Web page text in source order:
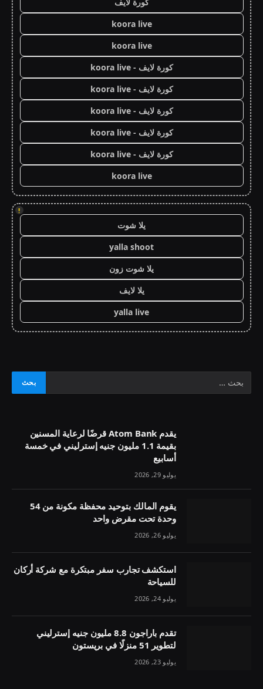
koora live
koora live
كورة لايف - koora live
كورة لايف - koora live
كورة لايف - koora live
كورة لايف - koora live
كورة لايف - koora live
koora live
!
يلا شوت
yalla shoot
يلا شوت زون
يلا لايف
yalla live
يقدم Atom Bank قرضًا لرعاية المسنين
بقيمة 1.1 مليون جنيه إسترليني في خمسة
أسابيع
يوليو 29, 2026
يقوم المالك بتوحيد محفظة مكونة من 54
وحدة تحت مقرض واحد
يوليو 26, 2026
استكشف تجارب سفر مبتكرة مع شركة أركان
للسياحة
يوليو 24, 2026
تقدم باراجون 8.8 مليون جنيه إسترليني
لتطوير 51 منزلًا في بريستون
يوليو 23, 2026